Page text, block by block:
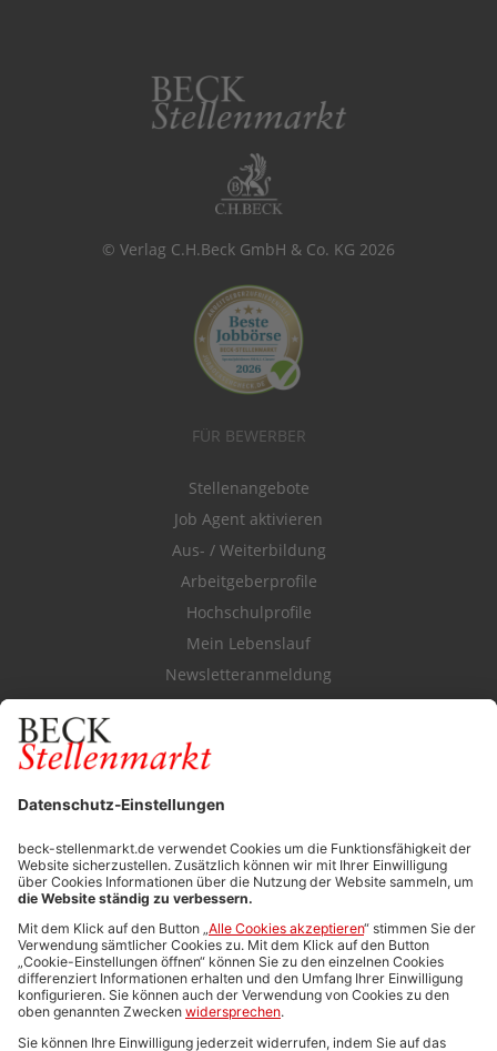
© Verlag C.H.Beck GmbH & Co. KG 2026
FÜR BEWERBER
Stellenangebote
Job Agent aktivieren
Aus- / Weiterbildung
Arbeitgeberprofile
Hochschulprofile
Mein Lebenslauf
Newsletteranmeldung
Durchsuchen Sie den Stellenkatalog
FÜR ARBEITGEBER
Stellenmarktpreise
Anzeigen-AGB
Media-Daten
Newsletteranmeldung
Produktübersicht
ALLGEMEIN
FAQs